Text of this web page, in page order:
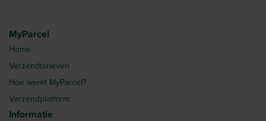
MyParcel
Home
Verzendtarieven
Hoe werkt MyParcel?
Verzendplatform
Informatie